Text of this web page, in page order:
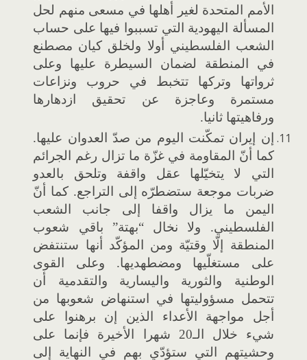
الأمم المتحدة لغير أهلها في مسعى منهم لحل
المسألة اليهودية التي تسببوا فيها على حساب
الشعب الفلسطيني أولا ولخلق كيان مصطنع
في المنطقة لضمان السيطرة عليها وعلى
ثرواتها وتركها تتخبط في حروب ونزاعات
مستمرة وعاجزة عن تحقيق ازدهارها
ورفاهيتها ثانيا.
إن إيران تمكّنت اليوم من صدّ العدوان عليها.
كما أنّ المقاومة في غزّة ما تزال رغم الجرائم
التي لا يتخيّلها عقل واقفة وتلحق بالعدو
ضربات موجعة ستضطرّه إلى التراجع. كما أنّ
اليمن ما يزال واقفا إلى جانب الشعب
الفلسطيني. ولا نخال “بهتة” باقي شعوب
المنطقة إلّا وقتيّة ومن المؤكّد أنها ستنتفض
على مستغلّيها ومضطهديها. وعلى القوى
الوطنية والثورية واليسارية والتقدمية أن
تتحمل مسؤوليتها في استنهاض شعوبها من
أجل مواجهة الأعداء الذين إن برهنوا على
شيء خلال الـ20 شهرا الأخيرة فإنما على
وحشيتهم التي ستؤدّي بهم في النهاية إلى